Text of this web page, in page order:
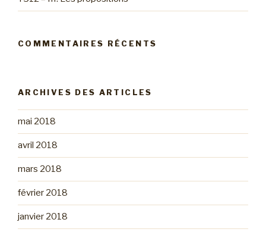
COMMENTAIRES RÉCENTS
ARCHIVES DES ARTICLES
mai 2018
avril 2018
mars 2018
février 2018
janvier 2018